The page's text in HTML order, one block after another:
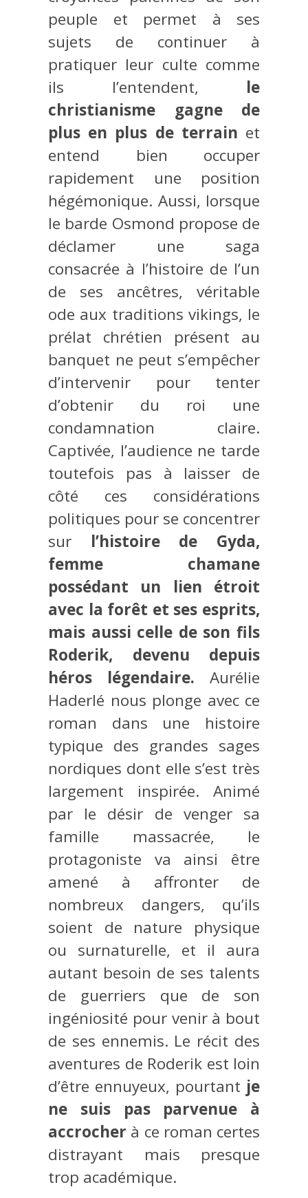
peuple et permet à ses
sujets de continuer à
pratiquer leur culte comme
ils l’entendent, le
christianisme gagne de
plus en plus de terrain et
entend bien occuper
rapidement une position
hégémonique. Aussi, lorsque
le barde Osmond propose de
déclamer une saga
consacrée à l’histoire de l’un
de ses ancêtres, véritable
ode aux traditions vikings, le
prélat chrétien présent au
banquet ne peut s’empêcher
d’intervenir pour tenter
d’obtenir du roi une
condamnation claire.
Captivée, l’audience ne tarde
toutefois pas à laisser de
côté ces considérations
politiques pour se concentrer
sur l’histoire de Gyda,
femme chamane
possédant un lien étroit
avec la forêt et ses esprits,
mais aussi celle de son fils
Roderik, devenu depuis
héros légendaire. Aurélie
Haderlé nous plonge avec ce
roman dans une histoire
typique des grandes sages
nordiques dont elle s’est très
largement inspirée. Animé
par le désir de venger sa
famille massacrée, le
protagoniste va ainsi être
amené à affronter de
nombreux dangers, qu’ils
soient de nature physique
ou surnaturelle, et il aura
autant besoin de ses talents
de guerriers que de son
ingéniosité pour venir à bout
de ses ennemis. Le récit des
aventures de Roderik est loin
d’être ennuyeux, pourtant je
ne suis pas parvenue à
accrocher à ce roman certes
distrayant mais presque
trop académique.